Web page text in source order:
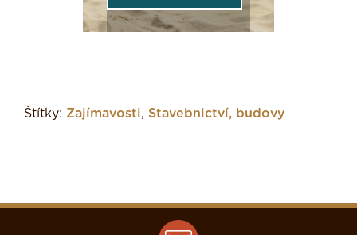
Štítky: Zajímavosti, Stavebnictví, budovy